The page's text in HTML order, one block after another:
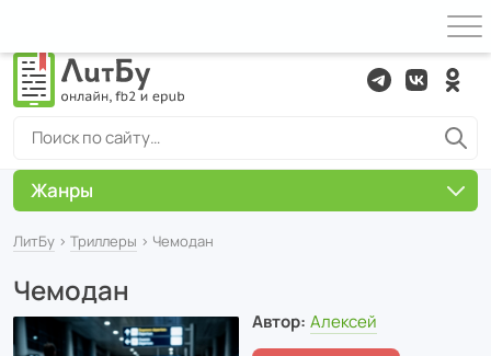
ЛитБу › Триллеры › Чемодан
Чемодан
Автор: Алексей
Жанры